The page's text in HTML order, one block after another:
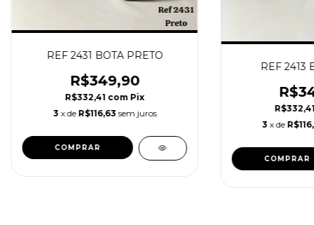
REF 2431 BOTA PRETO
R$349,90
R$332,41 com Pix
3 x de R$116,63 sem juros
COMPRAR
REF 2413
3 x de
COMPRAR